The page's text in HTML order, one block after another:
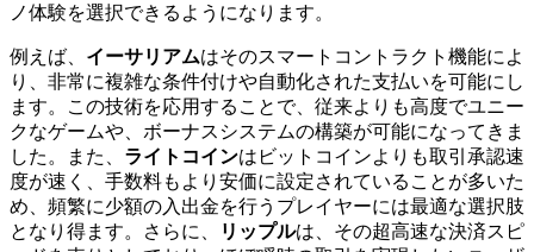
ノ体験を選択できるようになります。
例えば、 イーサリアムはそのスマートコントラクト機能によ
り、非常に複雑な条件付けや自動化された支払いを可能にし
ます。この技術を応用することで、従来よりも高度でユニー
クなゲームや、ボーナスシステムの構築が可能になってきま
した。また、 ライトコインはビットコインよりも取引承認速
度が速く、手数料もより安価に設定されていることが多いた
め、頻繁に少額の入出金を行うプレイヤーには最適な選択肢
となり得ます。さらに、
リップルは、その超高速な決済スピ